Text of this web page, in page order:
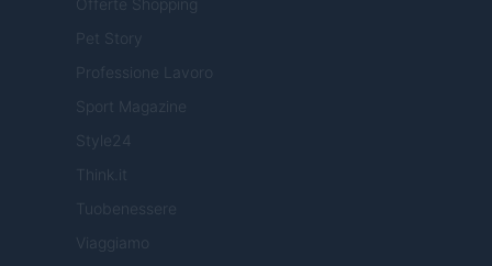
Offerte Shopping
Pet Story
Professione Lavoro
Sport Magazine
Style24
Think.it
Tuobenessere
Viaggiamo